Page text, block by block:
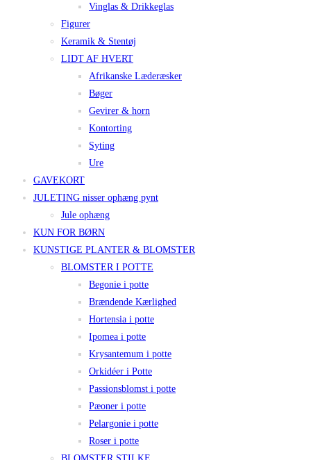
Vinglas & Drikkeglas
Figurer
Keramik & Stentøj
LIDT AF HVERT
Afrikanske Læderæsker
Bøger
Gevirer & horn
Kontorting
Syting
Ure
GAVEKORT
JULETING nisser ophæng pynt
Jule ophæng
KUN FOR BØRN
KUNSTIGE PLANTER & BLOMSTER
BLOMSTER I POTTE
Begonie i potte
Brændende Kærlighed
Hortensia i potte
Ipomea i potte
Krysantemum i potte
Orkidéer i Potte
Passionsblomst i potte
Pæoner i potte
Pelargonie i potte
Roser i potte